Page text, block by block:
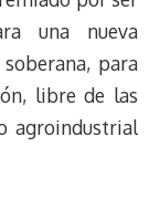
una nueva
para
libre de las
agroindustrial